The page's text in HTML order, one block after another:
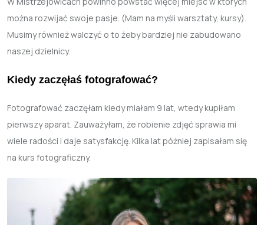
można rozwijać swoje pasje. (Mam na myśli warsztaty, kursy).
Musimy również walczyć o to żeby bardziej nie zabudowano
naszej dzielnicy.
Kiedy zaczęłaś fotografować?
Fotografować zaczęłam kiedy miałam 9 lat, wtedy kupiłam
pierwszy aparat. Zauważyłam, że robienie zdjęć sprawia mi
wiele radości i daje satysfakcję. Kilka lat później zapisałam się
na kurs fotograficzny.